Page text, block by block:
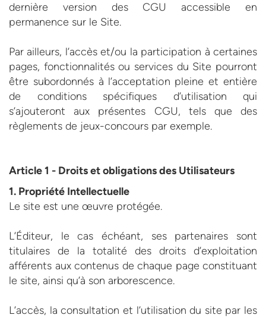
dernière version des CGU accessible en
permanence sur le Site.
Par ailleurs, l’accès et/ou la participation à certaines
pages, fonctionnalités ou services du Site pourront
être subordonnés à l’acceptation pleine et entière
de conditions spécifiques d’utilisation qui
s’ajouteront aux présentes CGU, tels que des
règlements de jeux-concours par exemple.
Article 1 - Droits et obligations des Utilisateurs
1. Propriété Intellectuelle
Le site est une œuvre protégée.
L’Éditeur, le cas échéant, ses partenaires sont
titulaires de la totalité des droits d’exploitation
afférents aux contenus de chaque page constituant
le site, ainsi qu’à son arborescence.
L’accès, la consultation et l’utilisation du site par les